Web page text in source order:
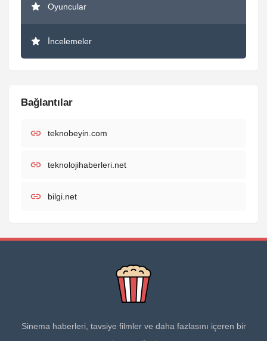
Oyuncular
İncelemeler
Bağlantılar
teknobeyin.com
teknolojihaberleri.net
bilgi.net
Sinema haberleri, tavsiye filmler ve daha fazlasını içeren bir